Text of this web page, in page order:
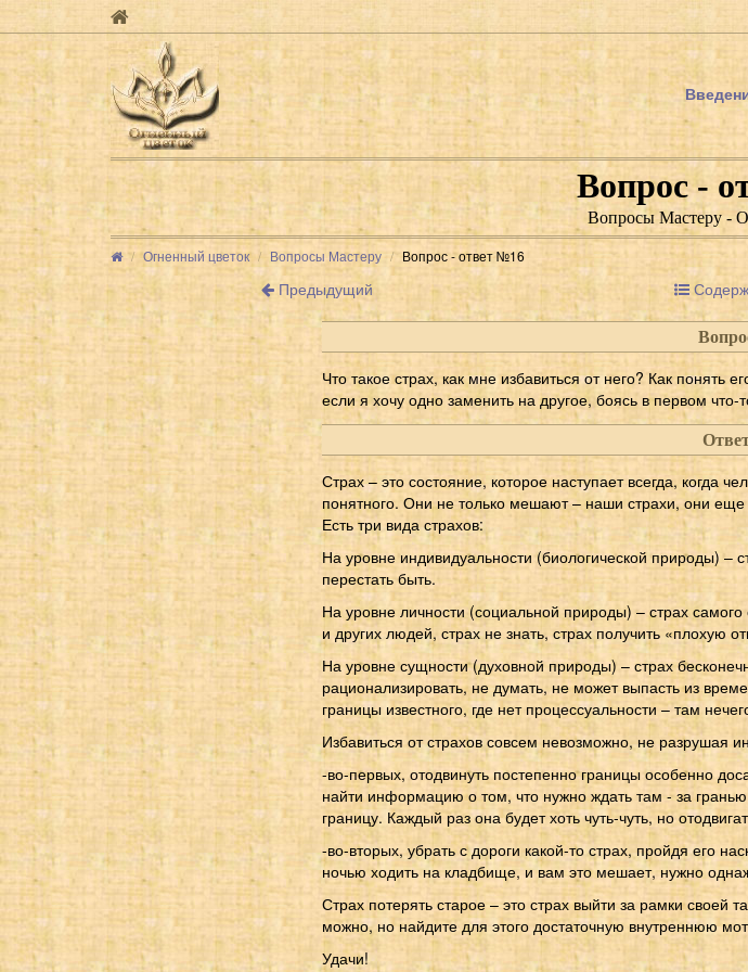
Вопрос -
Вопросы Мастеру -
Огненный цветок Вопросы Мастеру Вопрос - ответ №16
Предыдущий
Что такое страх, как мне избавиться от него? Как понять
если я хочу одно заменить на другое, боясь в первом что-
Страх – это состояние, которое наступает всегда, когда
понятного. Они не только мешают – наши страхи, они
Есть три вида страхов:
На уровне индивидуальности (биологической природы) –
перестать быть.
На уровне личности (социальной природы) – страх
и других людей, страх не знать, страх получить «плохую
На уровне сущности (духовной природы) – страх
рационализировать, не думать, не может выпасть из
границы известного, где нет процессуальности – там
Избавиться от страхов совсем невозможно, не разрушая
-во-первых, отодвинуть постепенно границы особенно
найти информацию о том, что нужно ждать там - за
границу. Каждый раз она будет хоть чуть-чуть, но
-во-вторых, убрать с дороги какой-то страх, пройдя его
ночью ходить на кладбище, и вам это мешает, нужно
Страх потерять старое – это страх выйти за рамки своей
можно, но найдите для этого достаточную внутреннюю
Удачи!